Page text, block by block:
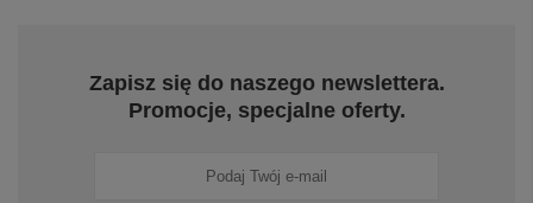
Zapisz się do naszego newslettera.
Promocje, specjalne oferty.